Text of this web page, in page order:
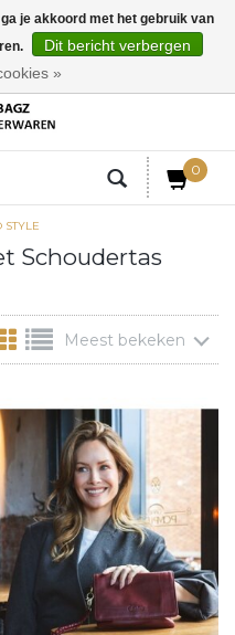
0
STYLE
Schoudertas
Meest bekeken
je akkoord met het gebruik van
Dit bericht verbergen
»